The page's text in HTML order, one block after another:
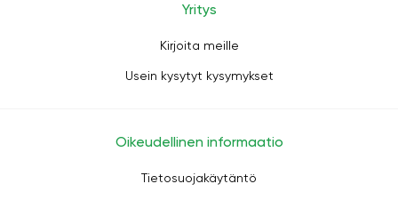
Yritys
Kirjoita meille
Usein kysytyt kysymykset
Oikeudellinen informaatio
Tietosuojakäytäntö